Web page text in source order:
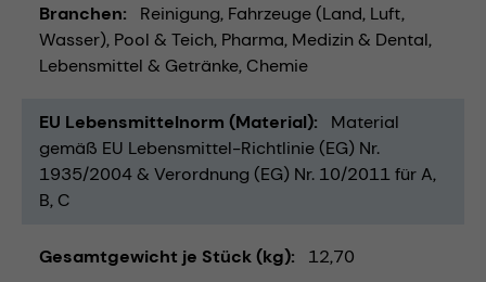
Branchen Reinigung Fahrzeuge (Land, Luft,
Wasser) Pool & Teich Pharma Medizin & Dental
Lebensmittel & Getränke Chemie
EU Lebensmittelnorm (Material)
Material
gemäß EU Lebensmittel-Richtlinie (EG) Nr.
1935/2004 & Verordnung (EG) Nr. 10/2011 für A,
B, C
Gesamtgewicht je Stück (kg) 12,70